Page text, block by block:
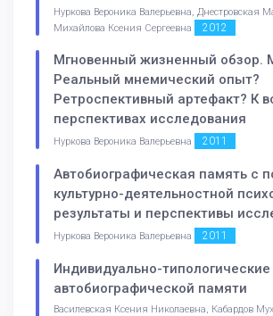
Нуркова Вероника Валерьевна, Днестровская
Михайлова Ксения Сергеевна
2012
Мгновенный жизненный обзор.
Реальный мнемический опыт?
Ретроспективный артефакт? К
перспективах исследования
Нуркова Вероника Валерьевна 2011
Автобиографическая память с
культурно-деятельностной
результаты и перспективы
Нуркова Вероника Валерьевна 2011
Индивидуально-
автобиографической памяти
Василевская Ксения Николаевна, Кабардов